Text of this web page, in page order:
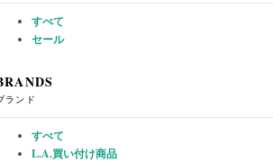
すべて
セール
ランド
すべて
L.A.買い付け商品